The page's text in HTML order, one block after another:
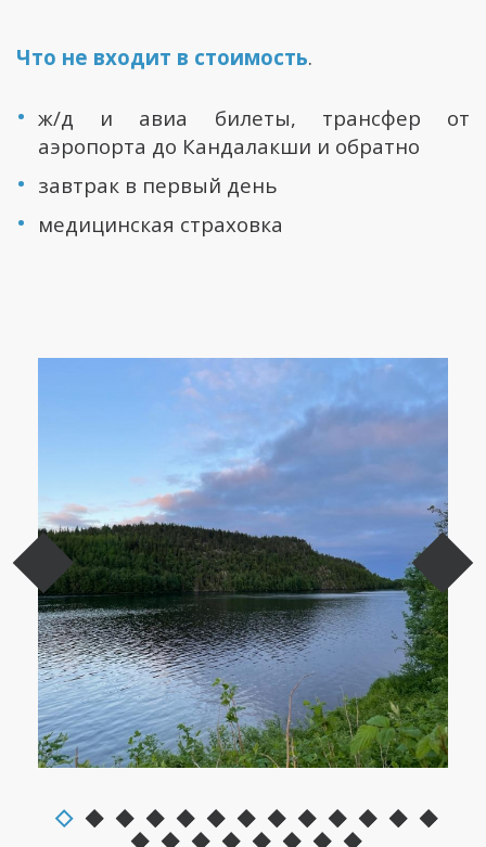
Что не входит в стоимость.
ж/д и авиа билеты, трансфер от
аэропорта до Кандалакши и обратно
завтрак в первый день
медицинская страховка